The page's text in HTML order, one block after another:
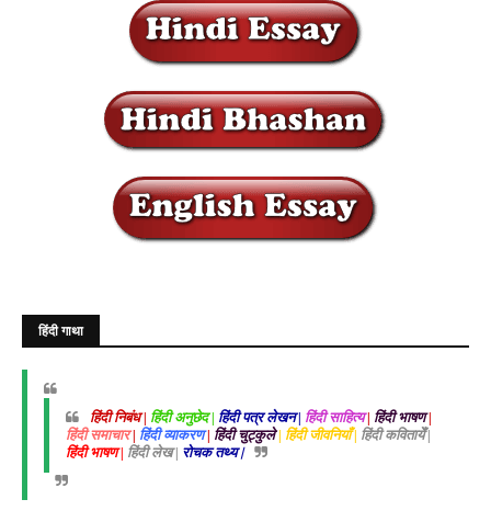
हिंदी गाथा
हिंदी निबंध | हिंदी अनुछेद | हिंदी पत्र लेखन | हिंदी साहित्य| हिंदी भाषण|
हिंदी समाचार| हिंदी व्याकरण| हिंदी चुट्कुले| हिंदी जीवनियाँ | हिंदी कवितायेँ |
हिंदी भाषण | हिंदी लेख | रोचक तथ्य |